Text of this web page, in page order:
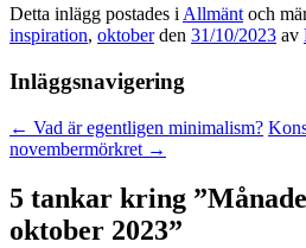
Detta inlägg postades i Allmänt och
inspiration, oktoberden 31/10/2023 av
Inläggsnavigering
← Vad är egentligen minimalism?
novembermörkret →
5 tankar kring ”
oktober 2023”